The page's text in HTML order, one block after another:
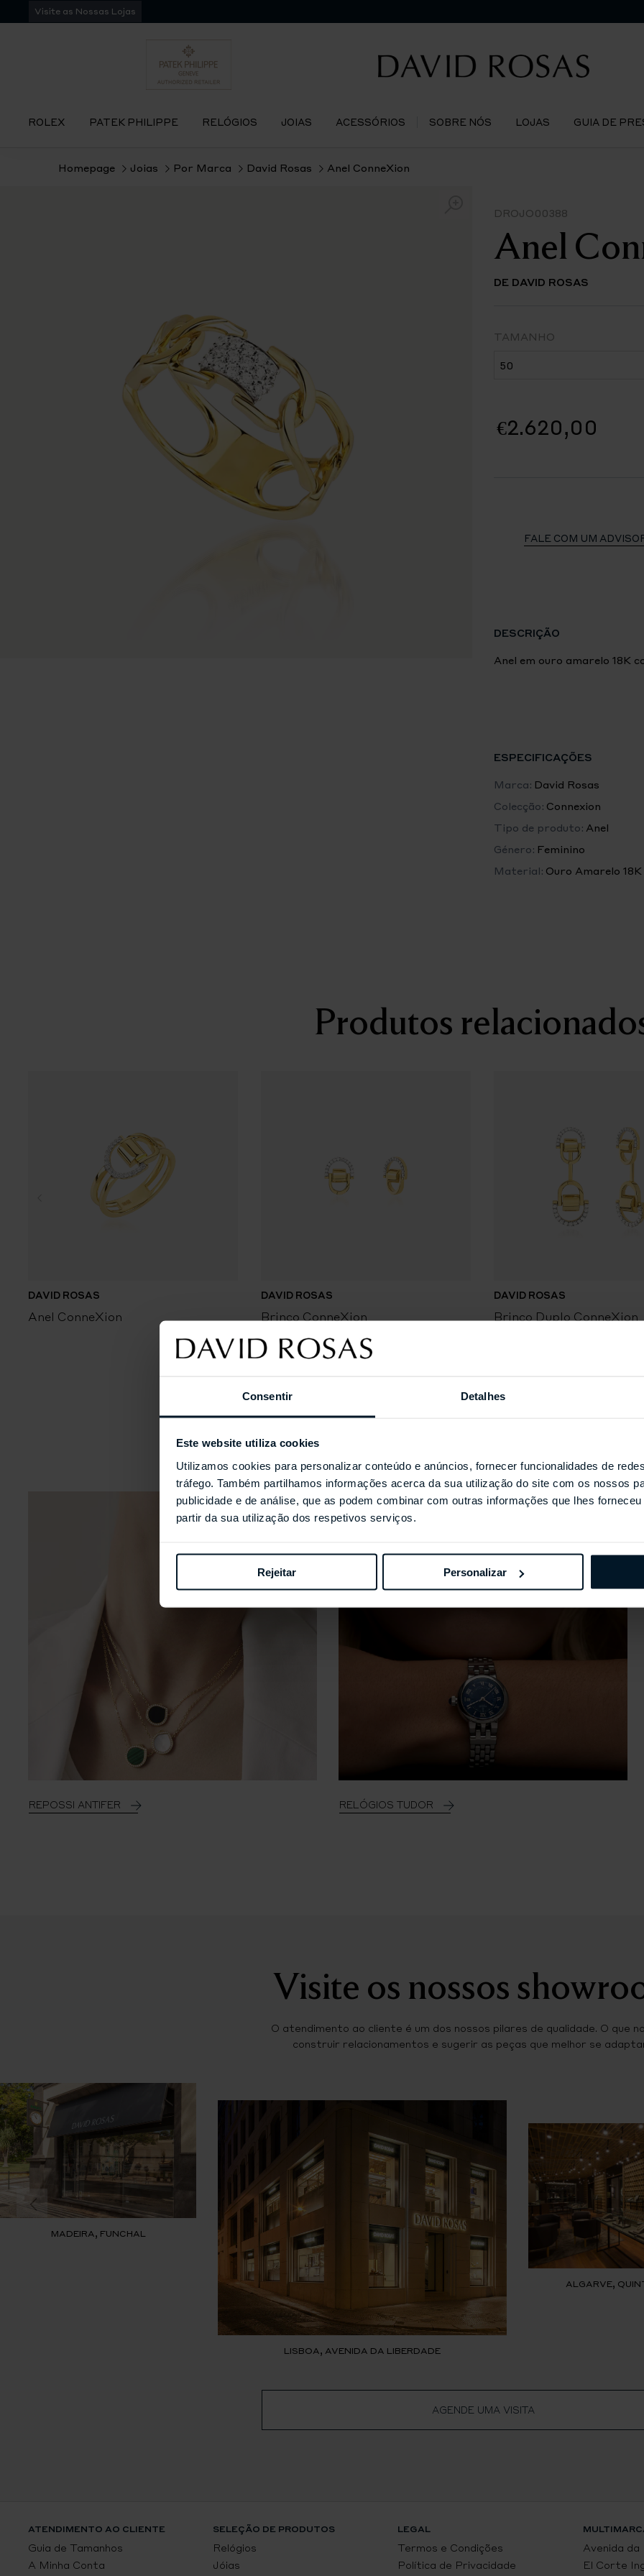
Consentir Detalhes
Este website utiliza cookies
Utilizamos cookies para personalizar conteúdo e anúncios, fornecer funcionalidades de
tráfego. Também partilhamos informações acerca da sua utilização do site com os nossos
publicidade e de análise, que as podem combinar com outras informações que lhes
partir da sua utilização dos respetivos serviços.
Rejeitar Personalizar
para
Visite as Nossas Lojas
ROLEX PATEK PHILIPPE RELÓGIOS JOIAS ACESSÓRIOS SOBRE NÓS LOJAS GUIA DE
Homepage Joias Por Marca David Rosas Anel ConneXion
DROJO00388
Anel
DE DAVID ROSAS
TAMANHO
€2.620,00
FALE COM UM
DESCRIÇÃO
Anel em ouro amarelo 18K
ESPECIFICAÇÕES
Marca: David Rosas
Colecção: Connexion
Tipo de produto: Anel
Género: Feminino
Material: Ouro Amarelo 18K
Produtos
DAVID ROSAS
Anel ConneXion
DAVID ROSAS
Brinco ConneXion
DAVID ROSAS
Brinco Duplo ConneXion
Coleções
REPOSSI ANTIFER RELÓGIOS TUDOR
Visite os nossos
O atendimento ao cliente é um dos nossos pilares de qualidade. O que
construir relacionamentos e sugerir as peças que melhor se
MADEIRA, FUNCHAL
LISBOA, AVENIDA DA LIBERDADE
ALGARVE,
AGENDE UMA VISITA
ATENDIMENTO AO CLIENTE
Guia de Tamanhos
A Minha Conta
SELEÇÃO DE PRODUTOS
Relógios
Jóias
LEGAL
Termos e Condições
Política de Privacidade
Avenida
El Corte